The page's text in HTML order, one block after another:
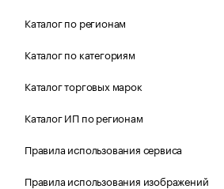
Каталог по регионам
Каталог по категориям
Каталог торговых марок
Каталог ИП по регионам
Правила использования сервиса
Правила использования изображений